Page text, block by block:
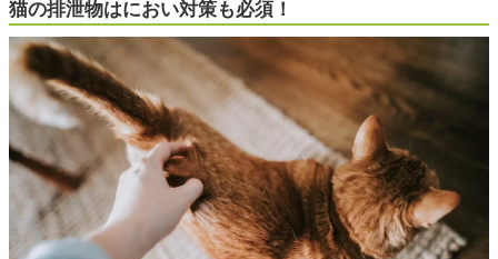
猫の排泄物はにおい対策も必須！